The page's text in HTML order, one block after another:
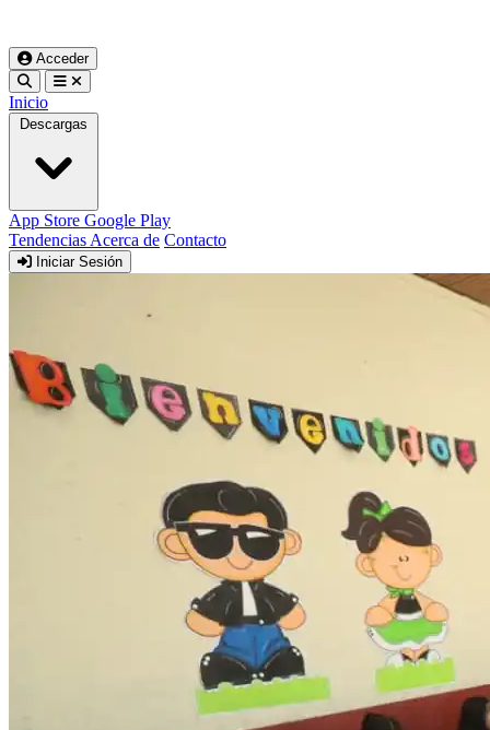
Acceder
Inicio
Descargas
App Store Google Play
Tendencias Acerca de Contacto
Iniciar Sesión